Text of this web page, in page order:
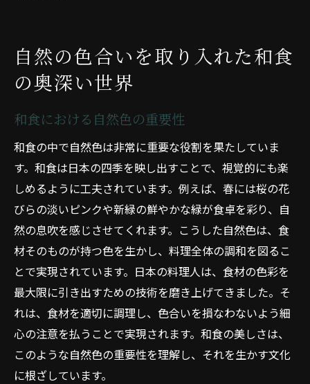
自然の色合いを取り入れた和食
の奥深い世界
和食における自然色の重要性
和食の中で自然色は非常に重要な役割を果たしていま
す。和食は日本の四季を映し出すことで、視覚的にも楽
しめるように工夫されています。例えば、春には桜の花
びらの淡いピンクや新緑の鮮やかな緑が食卓を彩り、自
然の息吹を感じさせてくれます。こうした自然色は、食
材そのものが持つ色を生かし、料理全体の調和を図るこ
とで実現されています。日本の料理人は、食材の色彩を
最大限に引き出すための技術を磨き上げてきました。そ
れは、食材を適切に調理し、色合いを損なわないよう細
心の注意を払うことで実現されます。和食の美しさは、
このような自然色の重要性を理解し、それを生かす文化
に根ざしています。